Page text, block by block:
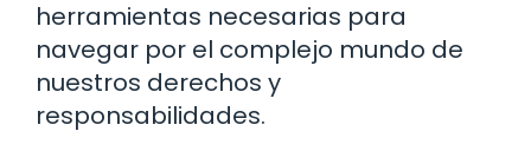
herramientas necesarias para
navegar por el complejo mundo de
nuestros derechos y
responsabilidades.